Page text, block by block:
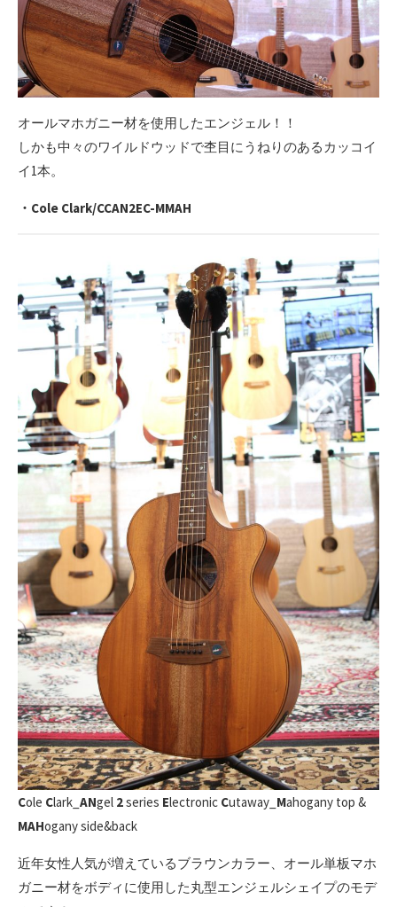
オールマホガニー材を使用したエンジェル！！
しかも中々のワイルドウッドで杢目にうねりのあるカッコイ
イ1本。
・Cole Clark/CCAN2EC-MMAH
Cole Clark_ ANgel 2series Electronic Cutaway_ Mahogany top &
MAHogany side&back
近年女性人気が増えているブラウンカラー、オール単板マホ
ガニー材をボディに使用した丸型エンジェルシェイプのモデ